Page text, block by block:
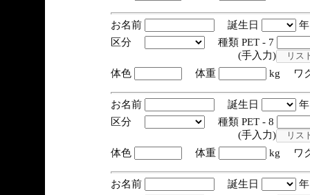
お名前 誕生日
区分
種類 PET - 7
(手入力)
体色
体重 kg ワ
お名前 誕生日
区分
種類 PET - 8
(手入力)
体色
体重 kg ワ
お名前 誕生日